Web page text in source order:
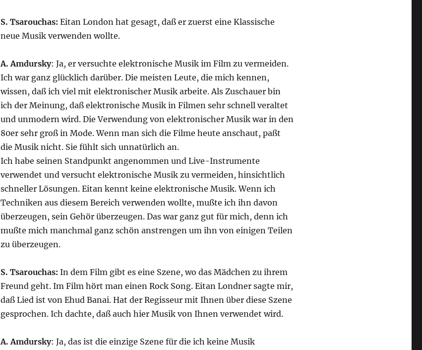
S. Tsarouchas: Eitan London hat gesagt, daß er zuerst eine Klassische
neue Musik verwenden wollte.
A. Amdursky: Ja, er versuchte elektronische Musik im Film zu vermeiden.
Ich war ganz glücklich darüber. Die meisten Leute, die mich kennen,
wissen, daß ich viel mit elektronischer Musik arbeite. Als Zuschauer bin
ich der Meinung, daß elektronische Musik in Filmen sehr schnell veraltet
und unmodern wird. Die Verwendung von elektronischer Musik war in den
80er sehr groß in Mode. Wenn man sich die Filme heute anschaut, paßt
die Musik nicht. Sie fühlt sich unnatürlich an.
Ich habe seinen Standpunkt angenommen und Live-Instrumente
verwendet und versucht elektronische Musik zu vermeiden, hinsichtlich
schneller Lösungen. Eitan kennt keine elektronische Musik. Wenn ich
Techniken aus diesem Bereich verwenden wollte, mußte ich ihn davon
überzeugen, sein Gehör überzeugen. Das war ganz gut für mich, denn ich
mußte mich manchmal ganz schön anstrengen um ihn von einigen Teilen
zu überzeugen.
S. Tsarouchas: In dem Film gibt es eine Szene, wo das Mädchen zu ihrem
Freund geht. Im Film hört man einen Rock Song. Eitan Londner sagte mir,
daß Lied ist von Ehud Banai. Hat der Regisseur mit Ihnen über diese Szene
gesprochen. Ich dachte, daß auch hier Musik von Ihnen verwendet wird.
A. Amdursky: Ja, das ist die einzige Szene für die ich keine Musik